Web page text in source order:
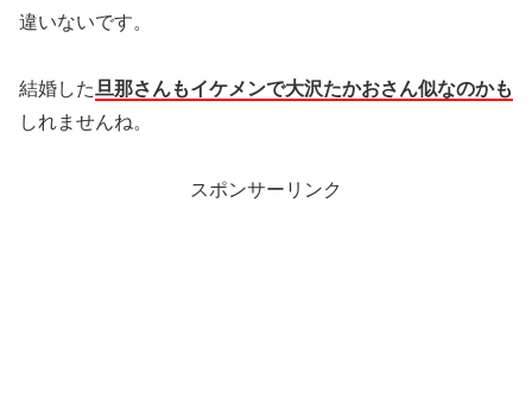
違いないです。
結婚した旦那さんもイケメンで大沢たかおさん似なのかも
しれませんね。
スポンサーリンク